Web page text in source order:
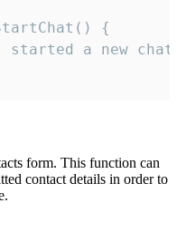
{
started a new
form. This function can
contact details in order to